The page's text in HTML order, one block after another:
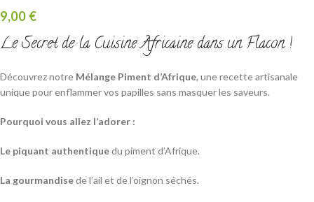
9,00 €
Le Secret de la Cuisine Africaine dans un Flacon !
Découvrez notre Mélange Piment d’Afrique, une recette artisanale
unique pour enflammer vos papilles sans masquer les saveurs.
Pourquoi vous allez l’adorer :
Le piquant authentiquedu piment d’Afrique.
La gourmandisede l’ail et de l’oignon séchés.